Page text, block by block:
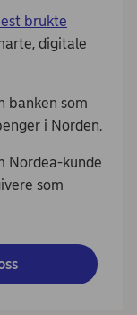
brukte
digitale
banken som
i Norden.
Nordea-kunde
som